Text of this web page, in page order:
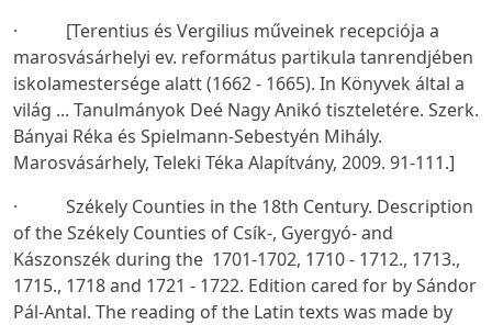
· [Terentius és Vergilius műveinek recepciója a
marosvásárhelyi ev. református partikula tanrendjében
iskolamestersége alatt (1662 - 1665). In Könyvek által a
világ ... Tanulmányok Deé Nagy Anikó tiszteletére. Szerk.
Bányai Réka és Spielmann-Sebestyén Mihály.
Marosvásárhely, Teleki Téka Alapítvány, 2009. 91-111.]
· Székely Counties in the 18th Century. Description
of the Székely Counties of Csík-, Gyergyó- and
Kászonszék during the 1701-1702, 1710 - 1712., 1713.,
1715., 1718 and 1721 - 1722. Edition cared for by Sándor
Pál-Antal. The reading of the Latin texts was made by